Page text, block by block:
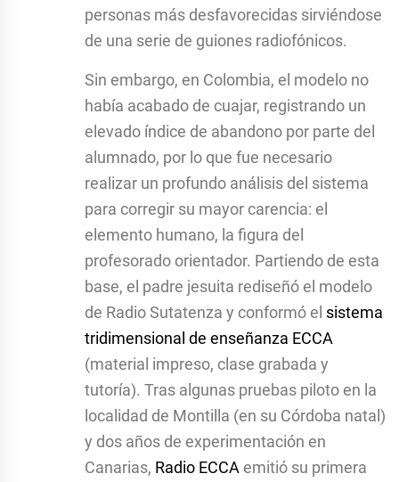
personas más desfavorecidas sirviéndose
de una serie de guiones radiofónicos.
Sin embargo, en Colombia, el modelo no
había acabado de cuajar, registrando un
elevado índice de abandono por parte del
alumnado, por lo que fue necesario
realizar un profundo análisis del sistema
para corregir su mayor carencia: el
elemento humano, la figura del
profesorado orientador. Partiendo de esta
base, el padre jesuita rediseñó el modelo
de Radio Sutatenza y conformó el sistema
tridimensional de enseñanza ECCA
(material impreso, clase grabada y
tutoría). Tras algunas pruebas piloto en la
localidad de Montilla (en su Córdoba natal)
y dos años de experimentación en
Canarias, Radio ECCA emitió su primera